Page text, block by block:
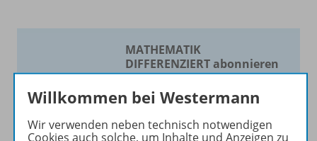
MATHEMATIK
DIFFERENZIERT abonnieren
und Vorteile sichern!
Die Zeitschrift für
Mathematik nach Maß!
Willkommen bei Westermann
Wir verwenden neben technisch notwendigen
Cookies auch solche, um Inhalte und Anzeigen zu